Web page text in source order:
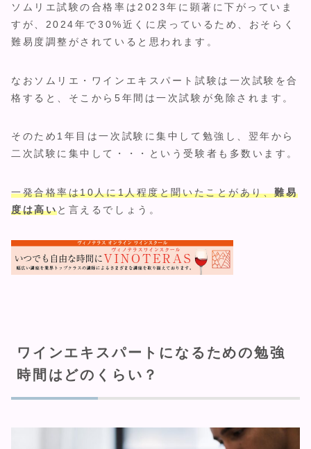
ソムリエ試験の合格率は2023年に顕著に下がっていま
すが、2024年で30%近くに戻っているため、おそらく
難易度調整がされていると思われます。
なおソムリエ・ワインエキスパート試験は一次試験を合
格すると、そこから5年間は一次試験が免除されます。
そのため1年目は一次試験に集中して勉強し、翌年から
二次試験に集中して・・・という受験者も多数います。
一発合格率は10人に1人程度と聞いたことがあり、難易
度は高いと言えるでしょう。
ワインエキスパートになるための勉強
時間はどのくらい？